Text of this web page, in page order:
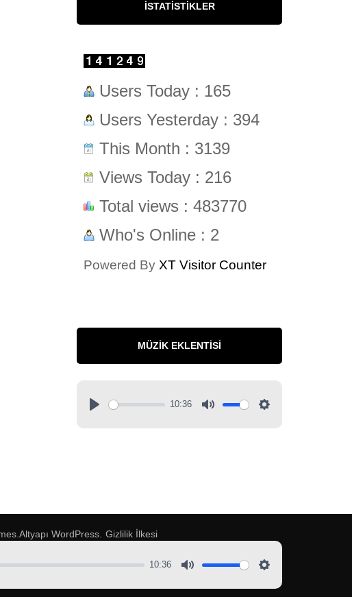
İSTATISTIKLER
Users Today : 165
Users Yesterday : 394
This Month : 3139
Views Today : 216
Total views : 483770
Who's Online : 2
Powered By XT Visitor Counter
MÜZIK EKLENTISI
10:36
.Altyapı WordPress. Gizlilik İlkesi
10:36